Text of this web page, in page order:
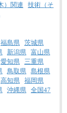
）関連
技術（そ
福島県
茨城県
新潟県
富山県
愛知県
三重県
鳥取県
島根県
高知県
福岡県
沖縄県
全国47